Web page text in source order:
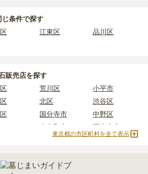
じ条件で探す
江東区
品川区
販売店を探す
荒川区
小平市
北区
渋谷区
国分寺市
中野区
東大和市
西東京市
市 府中市
東京都の市区町村を全て表示